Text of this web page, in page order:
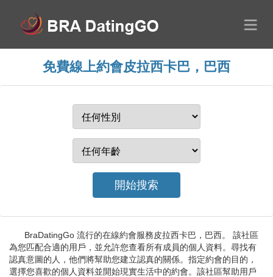
免費線上約會皮拉西卡巴，巴西
BraDatingGo 流行的在線約會服務皮拉西卡巴，巴西。 該社區
為您匹配合適的用戶，並允許您查看所有成員的個人資料。尋找有
認真意圖的人，他們將幫助您建立認真的關係。指定約會的目的，
選擇您喜歡的個人資料並開始現實生活中的約會。該社區幫助用戶